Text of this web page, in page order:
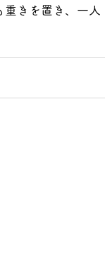
きを置き、一人